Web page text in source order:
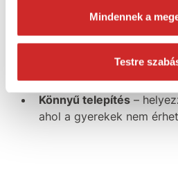
Mindennek a
Testre
Jellemzők:
Puha anyagbólkészült,
nem sérti megaz ajtót,
Könnyű telepítés –
ahol a gyerekek nem